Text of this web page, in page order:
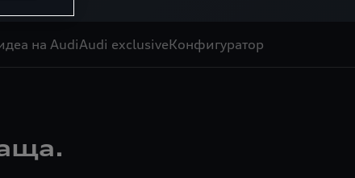
на AudiAudi exclusiveКонфигуратор